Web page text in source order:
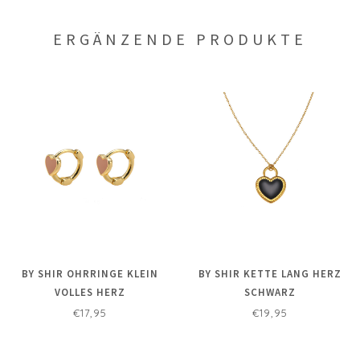
ERGÄNZENDE PRODUKTE
BY SHIR OHRRINGE KLEIN
VOLLES HERZ
€17,95
BY SHIR KETTE LANG HERZ
SCHWARZ
€19,95